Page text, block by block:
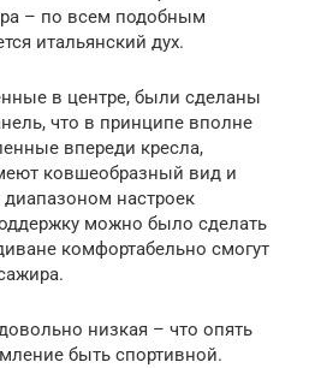
– по всем подобным
итальянский дух.
в центре, были сделаны
что в принципе вполне
впереди кресла,
ковшеобразный вид и
настроек
можно было сделать
комфортабельно смогут
низкая – что опять
быть спортивной.